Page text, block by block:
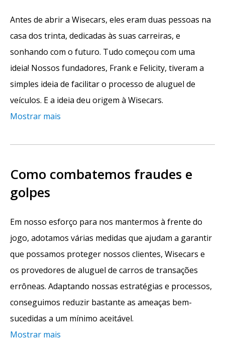
Antes de abrir a Wisecars, eles eram duas pessoas na
casa dos trinta, dedicadas às suas carreiras, e
sonhando com o futuro. Tudo começou com uma
ideia! Nossos fundadores, Frank e Felicity, tiveram a
simples ideia de facilitar o processo de aluguel de
veículos. E a ideia deu origem à Wisecars.
Mostrar mais
Como combatemos fraudes e
golpes
Em nosso esforço para nos mantermos à frente do
jogo, adotamos várias medidas que ajudam a garantir
que possamos proteger nossos clientes, Wisecars e
os provedores de aluguel de carros de transações
errôneas. Adaptando nossas estratégias e processos,
conseguimos reduzir bastante as ameaças bem-
sucedidas a um mínimo aceitável.
Mostrar mais